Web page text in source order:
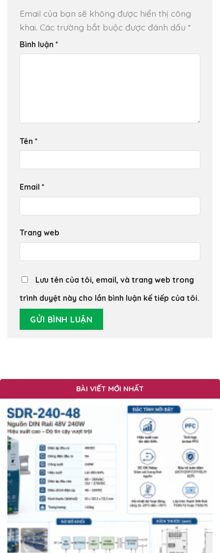
Email của bạn sẽ không được hiển thị công
khai. Các trường bắt buộc được đánh dấu *
Bình luận *
Tên *
Email *
Trang web
Lưu tên của tôi, email, và trang web trong
trình duyệt này cho lần bình luận kế tiếp của tôi.
BÀI VIẾT MỚI NHẤT